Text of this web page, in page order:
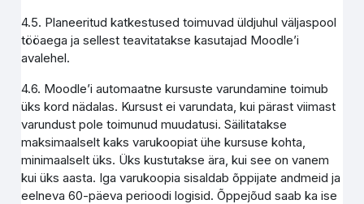
4.5. Planeeritud katkestused toimuvad üldjuhul väljaspool
tööaega ja sellest teavitatakse kasutajad Moodle’i
avalehel.
4.6. Moodle’i automaatne kursuste varundamine toimub
üks kord nädalas. Kursust ei varundata, kui pärast viimast
varundust pole toimunud muudatusi. Säilitatakse
maksimaalselt kaks varukoopiat ühe kursuse kohta,
minimaalselt üks. Üks kustutakse ära, kui see on vanem
kui üks aasta. Iga varukoopia sisaldab õppijate andmeid ja
eelneva 60-päeva perioodi logisid. Õppejõud saab ka ise